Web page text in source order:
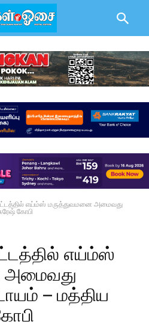
எய்ம்ஸ் மருத்துவமனை அமைவது
கோபி
எய்ம்ஸ்
அமைவது
– மத்திய